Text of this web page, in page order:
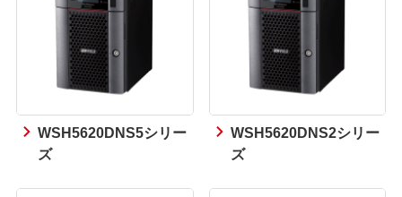
WSH5620DNS5シリー
ズ
WSH5620DNS2シリー
ズ